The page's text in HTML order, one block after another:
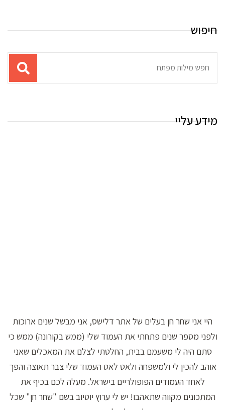
חיפוש
מידע עליי
היי אני שחר חן בעלים של אתר דלישס, אני מבשל שנים ארוכות
ולפני מספר שנים פתחתי את העמוד שלי (ממש בקורונה) ממש כי
סתם היה לי משעמם בבית, החלטתי לצלם את המאכלים שאני
אוהב להכין לי ולמשפחה ולאט לאט העמוד שלי צבר תאוצה והפך
לאחד העמודים הפופולריים בישראל. מעלה לכם בכיף את
המתכונים מקווה שתאהבו! יש לי ערוץ יוטיוב בשם "שחר חן" שכל